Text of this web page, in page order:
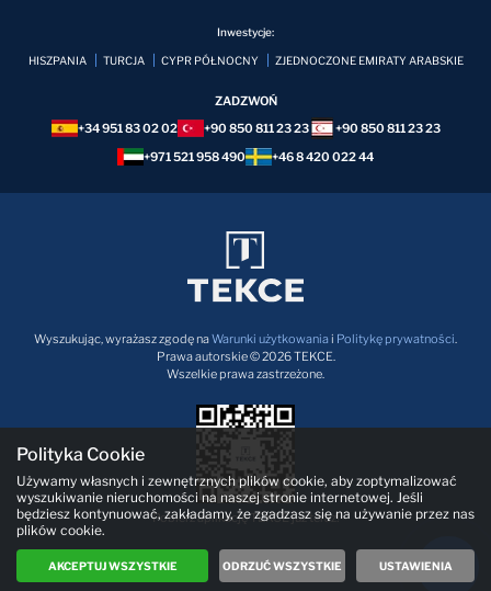
Inwestycje:
HISZPANIA TURCJA CYPR PÓŁNOCNY ZJEDNOCZONE EMIRATY ARABSKIE
ZADZWOŃ
+34 951 83 02 02
+90 850 811 23 23
+90 850 811 23 23
+971 521 958 490
+46 8 420 022 44
Wyszukując, wyrażasz zgodę naWarunki użytkowaniai Politykę prywatności.
Prawa autorskie © 2026 TEKCE.
Wszelkie prawa zastrzeżone.
Pobierz aplikację TEKCE już teraz!
Polityka Cookie
Używamy własnych i zewnętrznych plików cookie, aby zoptymalizować
wyszukiwanie nieruchomości na naszej stronie internetowej. Jeśli
będziesz kontynuować, zakładamy, że zgadzasz się na używanie przez nas
plików cookie.
AKCEPTUJ WSZYSTKIE ODRZUĆ WSZYSTKIE USTAWIENIA